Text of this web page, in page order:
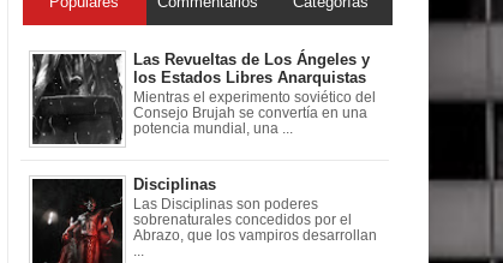
Las Revueltas de Los Ángeles y
los Estados Libres Anarquistas
Mientras el experimento soviético del
Consejo Brujah se convertía en una
potencia mundial, una ...
Disciplinas
Las Disciplinas son poderes
sobrenaturales concedidos por el
Abrazo, que los vampiros desarrollan